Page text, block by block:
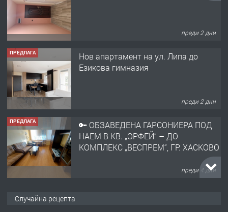
преди 2 дни
ПРЕДЛАГА
🔑 ОБЗАВЕДЕНА ГАРСОНИЕРА ПОД
НАЕМ В КВ. „ОРФЕЙ“ – ДО
преди 4 дни
ПРЕДЛАГА
НАПЪЛНО ОБЗАВЕДЕН И
ОБОРУДВАН ТРИСТАЕН
АПАРТАМЕНТ В ЦЕНТЪРА НА ГР.
преди 4 дни
Случайна рецепта